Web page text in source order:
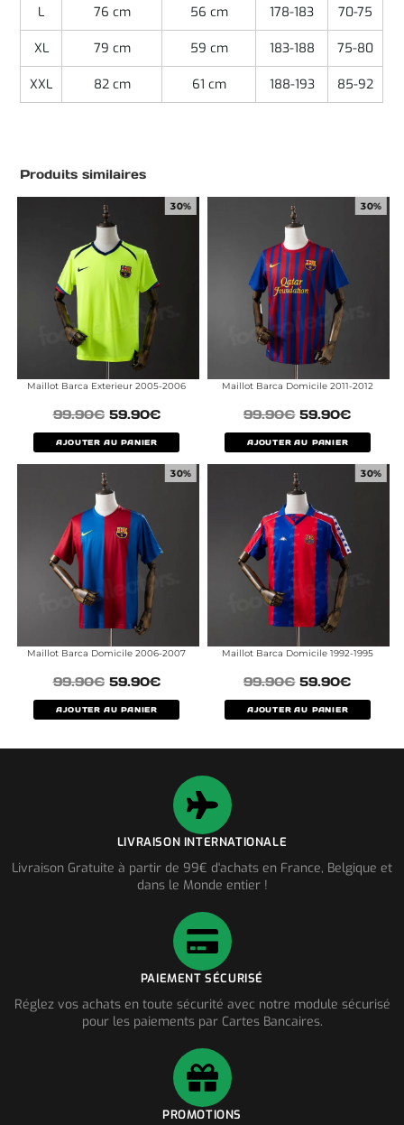
L 76 cm 56 cm 178-183 70-75
XL 79 cm 59 cm 183-188 75-80
XXL 82 cm 61 cm 188-193 85-92
Produits similaires
30%
Maillot Barca Exterieur 2005-2006
99.90€ 59.90€
AJOUTER AU PANIER
30%
Maillot Barca Domicile 2011-2012
99.90€ 59.90€
AJOUTER AU PANIER
30%
Maillot Barca Domicile 2006-2007
99.90€ 59.90€
AJOUTER AU PANIER
30%
Maillot Barca Domicile 1992-1995
99.90€ 59.90€
AJOUTER AU PANIER
LIVRAISON INTERNATIONALE
Livraison Gratuite à partir de 99€ d'achats en France, Belgique et
dans le Monde entier !
PAIEMENT SÉCURISÉ
Réglez vos achats en toute sécurité avec notre module sécurisé
pour les paiements par Cartes Bancaires.
PROMOTIONS